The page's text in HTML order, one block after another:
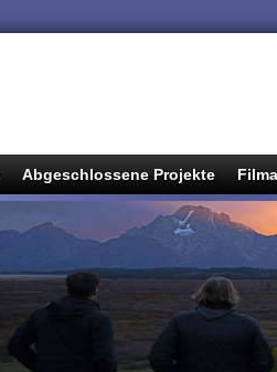
Abgeschlossene Projekte